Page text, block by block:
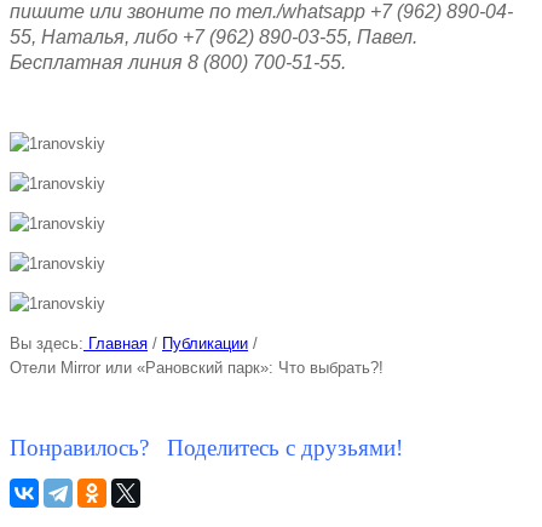
пишите или звоните по тел./whatsapp +7 (962) 890-04-
55, Наталья, либо +7 (962) 890-03-55, Павел.
Бесплатная линия 8 (800) 700-51-55.
Вы здесь: Главная / Публикации /
Отели Mirror или «Рановский парк»: Что выбрать?!
Понравилось? Поделитесь с друзьями!